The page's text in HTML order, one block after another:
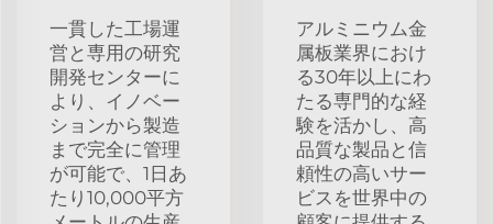
一貫した工場運
営と専用の研究
開発センターに
より、イノベー
ションから製造
まで完全に管理
が可能で、1日あ
たり10,000平方
アルミニウム金
属板業界におけ
る30年以上にわ
たる専門的な経
験を活かし、高
品質な製品と信
頼性の高いサー
ビスを世界中の